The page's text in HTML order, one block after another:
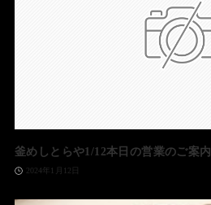
釜めしとらや1/12本日の営業のご案内
2024年1月12日